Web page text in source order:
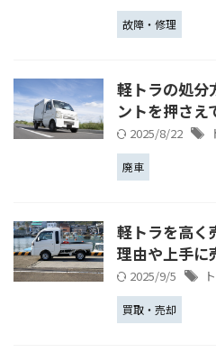
故障・修理
軽トラの処分
ントを押さえ
2025/8/22
廃車
軽トラを高く
理由や上手に
2025/9/5
買取・売却